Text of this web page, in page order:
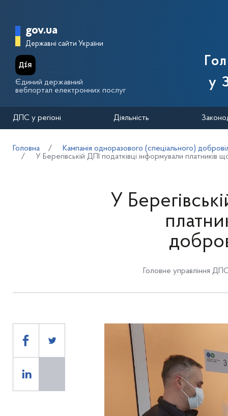
Головна сторінка Державної
gov.ua
Державні сайти України
Єдиний державний
вебпортал електронних послуг
у
ДПС у регіоні Діяльність
Головна
Кампанія одноразового (спеціального)
У Берегівській ДПІ податківці інформували
У
Головне управління